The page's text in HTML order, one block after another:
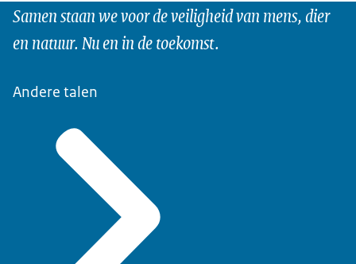
Samen staan we voor de veiligheid van mens, dier
en natuur. Nu en in de toekomst.
Andere talen